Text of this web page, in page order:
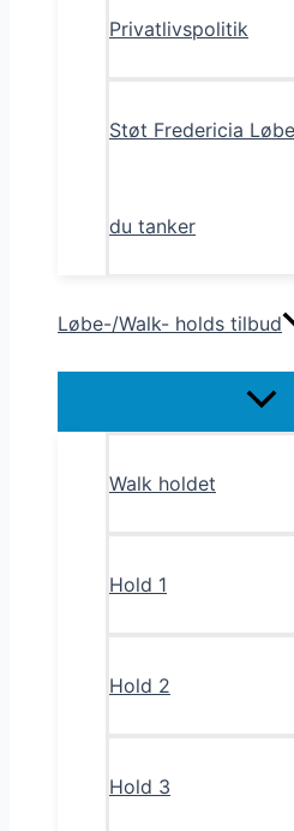
Privatlivspolitik
Støt Fredericia
du tanker
Løbe-/Walk- holds tilbud
Menu
Walk holdet
Hold 1
Hold 2
Hold 3